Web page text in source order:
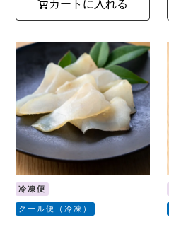
カートに入れる
冷凍便
クール便（冷凍）